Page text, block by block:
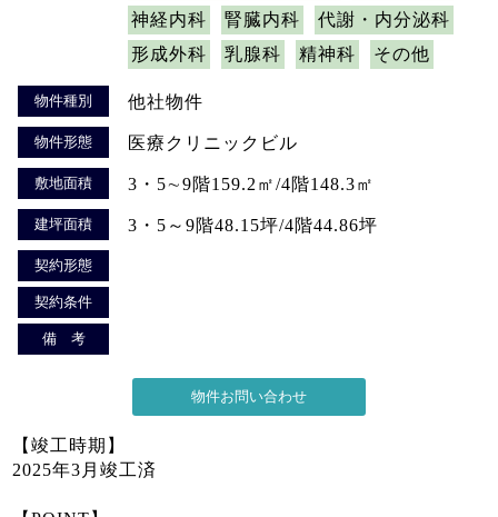
神経内科
腎臓内科
代謝・内分泌科
形成外科
乳腺科 精神科 その他
物件種別 他社物件
物件形態 医療クリニックビル
敷地面積 3・5∼9階159.2㎡/4階148.3㎡
建坪面積 3・5～9階48.15坪/4階44.86坪
契約形態
契約条件
備 考
【竣工時期】
2025年3月竣工済